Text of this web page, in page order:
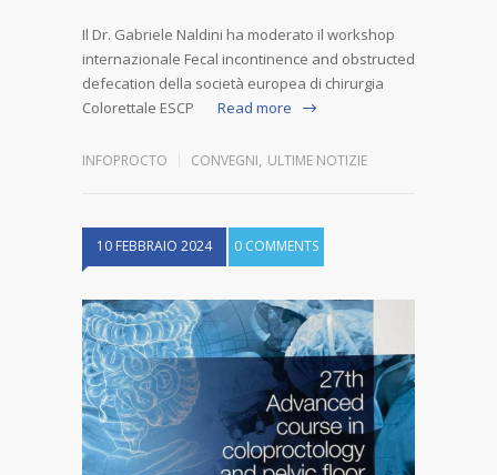
Il Dr. Gabriele Naldini ha moderato il workshop
internazionale Fecal incontinence and obstructed
defecation della società europea di chirurgia
Colorettale ESCP
Read more
INFOPROCTO CONVEGNI, ULTIME NOTIZIE
10 FEBBRAIO 2024 0 COMMENTS